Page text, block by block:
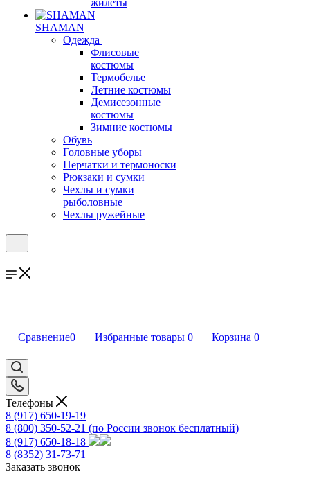
жилеты
SHAMAN
Одежда
Флисовые
костюмы
Термобелье
Летние костюмы
Демисезонные
костюмы
Зимние костюмы
Обувь
Головные уборы
Перчатки и термоноски
Рюкзаки и сумки
Чехлы и сумки
рыболовные
Чехлы ружейные
Сравнение0 Избранные товары 0 Корзина 0
Телефоны
8 (917) 650-19-19
8 (800) 350-52-21 (по России звонок бесплатный)
8 (917) 650-18-18
8 (8352) 31-73-71
Заказать звонок